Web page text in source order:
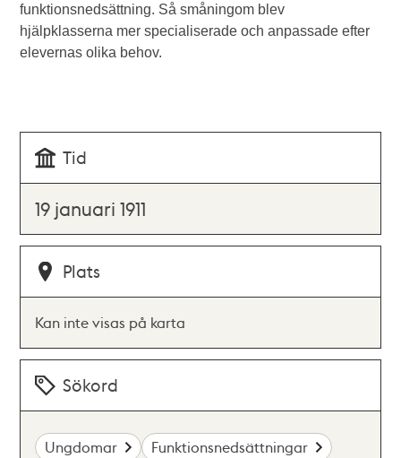
funktionsnedsättning. Så småningom blev
hjälpklasserna mer specialiserade och anpassade efter
elevernas olika behov.
Tid
19 januari 1911
Plats
Kan inte visas på karta
Sökord
Ungdomar
Funktionsnedsättningar